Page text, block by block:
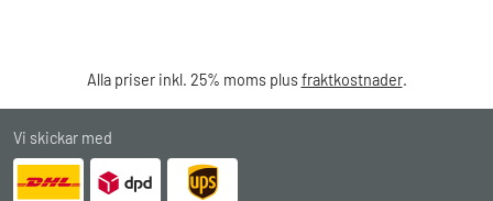
Alla priser inkl. 25% moms plusfraktkostnader.
Vi skickar med